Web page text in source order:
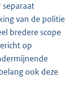
van de politie
bredere scope
op
ook deze